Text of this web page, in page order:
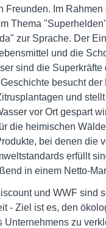
Freunden. Im Rahmen
Thema
zur Sprache. Der
und die
sind die Superkräfte
besucht der
und
vor Ort gespart
die heimischen
bei denen die
erfüllt
in einem Netto-
und WWF sind
- Ziel ist es, den
Unternehmens zu